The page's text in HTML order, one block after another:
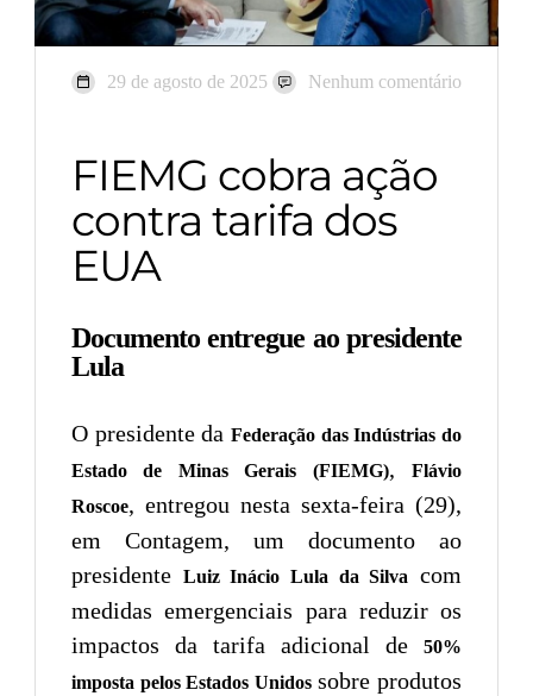
29 de agosto de 2025 Nenhum comentário
FIEMG cobra ação
contra tarifa dos
EUA
Documento entregue ao presidente
Lula
O presidente da Federação das Indústrias do
Estado de Minas Gerais (FIEMG),Flávio
Roscoe, entregou nesta sexta-feira (29),
em Contagem, um documento ao
presidente Luiz Inácio Lula da Silva
com
medidas emergenciais para reduzir os
impactos da tarifa adicional de
50%
imposta pelos Estados Unidossobre produtos